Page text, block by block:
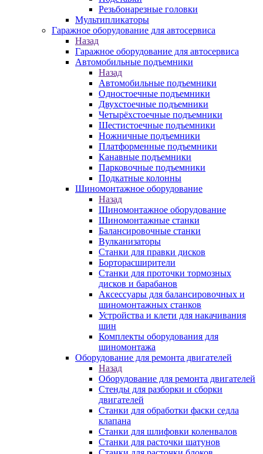
Резьбонарезные головки
Мультипликаторы
Гаражное оборудование для автосервиса
Назад
Гаражное оборудование для автосервиса
Автомобильные подъемники
Назад
Автомобильные подъемники
Одностоечные подъемники
Двухстоечные подъемники
Четырёхстоечные подъемники
Шестистоечные подъемники
Ножничные подъемники
Платформенные подъемники
Канавные подъемники
Парковочные подъемники
Подкатные колонны
Шиномонтажное оборудование
Назад
Шиномонтажное оборудование
Шиномонтажные станки
Балансировочные станки
Вулканизаторы
Станки для правки дисков
Борторасширители
Станки для проточки тормозных
дисков и барабанов
Аксессуары для балансировочных и
шиномонтажных станков
Устройства и клети для накачивания
шин
Комплекты оборудования для
шиномонтажа
Оборудование для ремонта двигателей
Назад
Оборудование для ремонта двигателей
Стенды для разборки и сборки
двигателей
Станки для обработки фаски седла
клапана
Станки для шлифовки коленвалов
Станки для расточки шатунов